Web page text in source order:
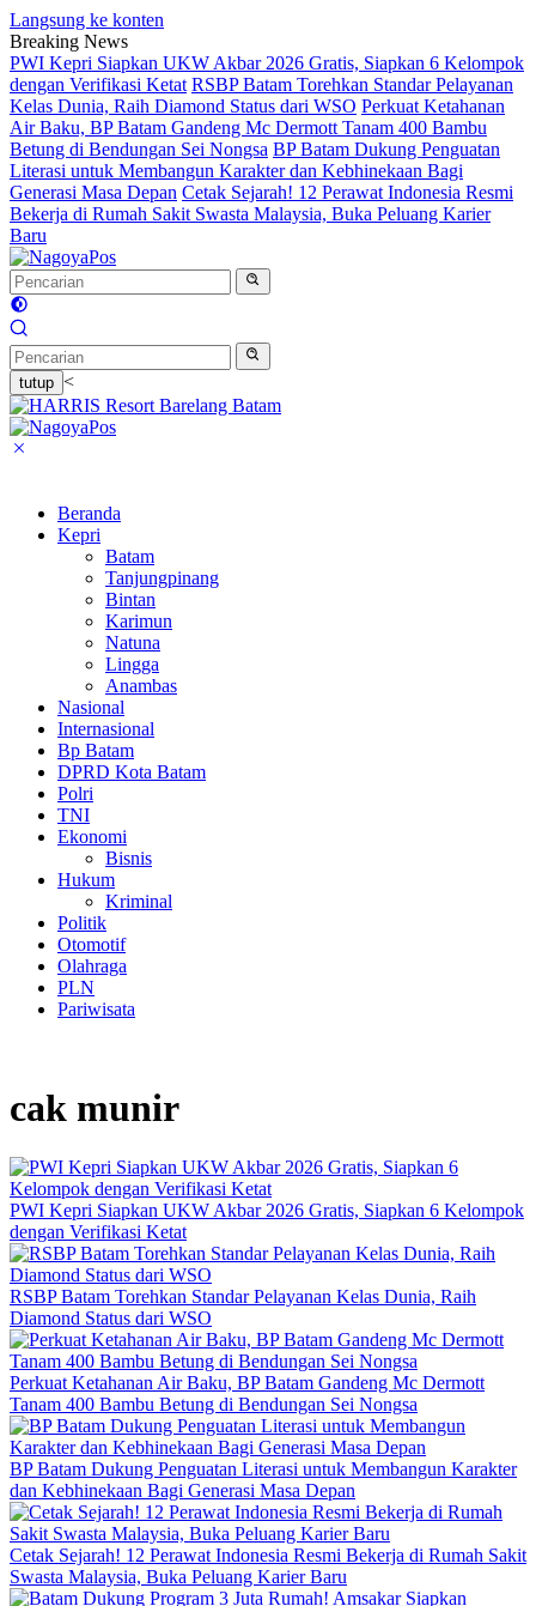
Langsung ke konten
Breaking News
PWI Kepri Siapkan UKW Akbar 2026 Gratis, Siapkan 6 Kelompok
dengan Verifikasi Ketat RSBP Batam Torehkan Standar Pelayanan
Kelas Dunia, Raih Diamond Status dari WSO Perkuat Ketahanan
Air Baku, BP Batam Gandeng Mc Dermott Tanam 400 Bambu
Betung di Bendungan Sei Nongsa BP Batam Dukung Penguatan
Literasi untuk Membangun Karakter dan Kebhinekaan Bagi
Generasi Masa Depan Cetak Sejarah! 12 Perawat Indonesia Resmi
Bekerja di Rumah Sakit Swasta Malaysia, Buka Peluang Karier
Baru
tutup <
Beranda
Kepri
Batam
Tanjungpinang
Bintan
Karimun
Natuna
Lingga
Anambas
Nasional
Internasional
Bp Batam
DPRD Kota Batam
Polri
TNI
Ekonomi
Bisnis
Hukum
Kriminal
Politik
Otomotif
Olahraga
PLN
Pariwisata
cak munir
PWI Kepri Siapkan UKW Akbar 2026 Gratis, Siapkan 6 Kelompok
dengan Verifikasi Ketat
RSBP Batam Torehkan Standar Pelayanan Kelas Dunia, Raih
Diamond Status dari WSO
Perkuat Ketahanan Air Baku, BP Batam Gandeng Mc Dermott
Tanam 400 Bambu Betung di Bendungan Sei Nongsa
BP Batam Dukung Penguatan Literasi untuk Membangun Karakter
dan Kebhinekaan Bagi Generasi Masa Depan
Cetak Sejarah! 12 Perawat Indonesia Resmi Bekerja di Rumah Sakit
Swasta Malaysia, Buka Peluang Karier Baru